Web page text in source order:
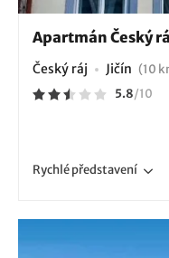
Apartmán Český
Český ráj Jičín (10
5.8/10
Rychlépředstavení